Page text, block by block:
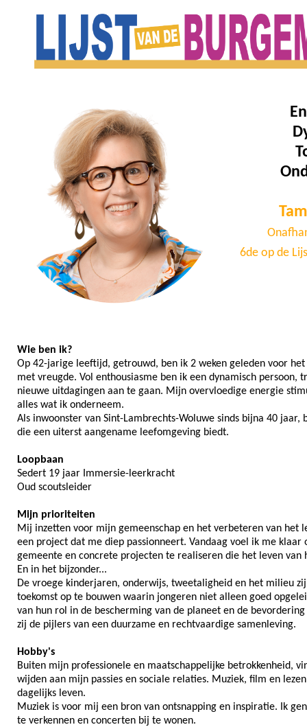
6de op de
Wie ben ik?
Op 42-jarige leeftijd, getrouwd, ben ik 2 weken geleden voor
met vreugde. Vol enthousiasme ben ik een dynamisch persoon,
nieuwe uitdagingen aan te gaan. Mijn overvloedige energie
alles wat ik onderneem.
Als inwoonster van Sint-Lambrechts-Woluwe sinds bijna 40
die een uiterst aangename leefomgeving biedt.
Loopbaan
Sedert 19 jaar Immersie-leerkracht
Oud scoutsleider
Mijn prioriteiten
Mij inzetten voor mijn gemeenschap en het verbeteren van het
een project dat me diep passionneert. Vandaag voel ik me
gemeente en concrete projecten te realiseren die het leven van
En in het bijzonder...
De vroege kinderjaren, onderwijs, tweetaligheid en het milieu
toekomst op te bouwen waarin jongeren niet alleen goed
van hun rol in de bescherming van de planeet en de
zij de pijlers van een duurzame en rechtvaardige samenleving.
Hobby's
Buiten mijn professionele en maatschappelijke betrokkenheid,
wijden aan mijn passies en sociale relaties. Muziek, film en
dagelijks leven.
Muziek is voor mij een bron van ontsnapping en inspiratie. Ik
te verkennen en concerten bij te wonen.